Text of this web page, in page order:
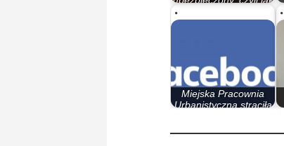
Miejska Pracownia
Urbanistyczna straciła